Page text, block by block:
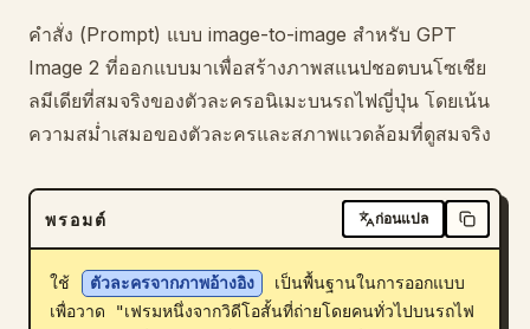
พรอมต์
ราคา
ดาวน์โหลด
บล็อก
คำสั่ง (Prompt) แบบ image-to-image สำหรับ GPT
Image 2 ที่ออกแบบมาเพื่อสร้างภาพสแนปชอตบนโซเชีย
ลมีเดียที่สมจริงของตัวละครอนิเมะบนรถไฟญี่ปุ่น โดยเน้น
ความสม่ำเสมอของตัวละครและสภาพแวดล้อมที่ดูสมจริง
พรอมต์ ก่อนแปล
ใช้ ตัวละครจากภาพอ้างอิง
เป็นพื้นฐานในการออกแบบ
เพื่อวาด "เฟรมหนึ่งจากวิดีโอสั้นที่ถ่ายโดยคนทั่วไปบนรถไฟ